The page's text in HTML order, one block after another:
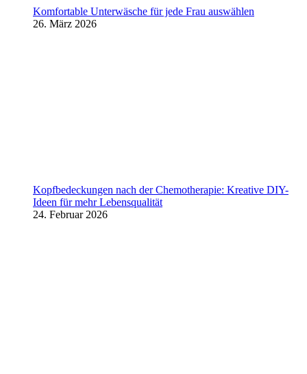
Komfortable Unterwäsche für jede Frau auswählen
26. März 2026
Kopfbedeckungen nach der Chemotherapie: Kreative DIY-
Ideen für mehr Lebensqualität
24. Februar 2026